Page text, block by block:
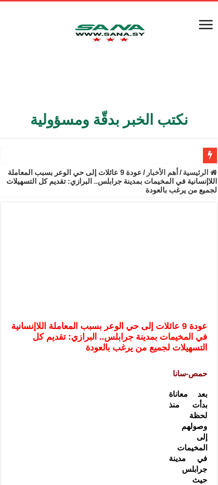
نكتب الخبر بدقّة ومسؤولية
الأمن الداخلي يعثر على مقبرة جماعية في ريف اللاذقية تضم 9 جثامين
الوزير الشيباني يبحث في باريس تعزيز الاستقرار في سوريا
سوريا تبحث مع الإيسيسكو التعاون في البحث العلمي وحماية التراث
الرئيسية / أهم الأخبار /
عودة 9 عائلات إلى حي الوعر بسبب المعاملة
اللاإنسانية في المخيمات بمدينة جرابلس.. البرازي: تقديم كل التسهيلات
لجميع من يرغب بالعودة
عودة 9 عائلات إلى حي الوعر بسبب المعاملة اللاإنسانية
في المخيمات بمدينة جرابلس.. البرازي: تقديم كل
التسهيلات لجميع من يرغب بالعودة
حمص-سانا
بعد معاناة
بدأت منذ
لحظة
وصولهم
إلى
المخيمات
في مدينة
جرابلس
حيث